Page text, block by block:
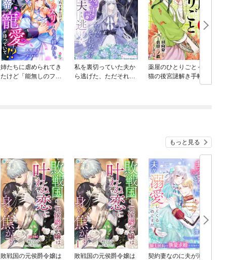
姉たちに虐められてき
たけど「能無しのフ
私を裏切っていた夫か
ら逃げた、ただそれだ
薬屋のひとりごと～猫
猫の後宮謎解き手帳～
もっと見る
敗戦国の元侯爵令嬢は
敗戦国の元侯爵令嬢は
契約妻なのに夫が溺愛